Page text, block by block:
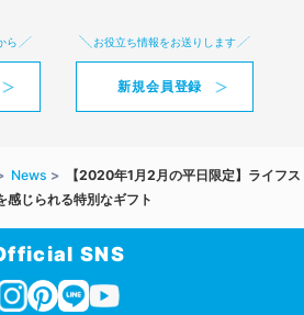
ら お役立ち情報をお送りします
新規会員登録
News
【2020年1月2月の平日限定】ライフス
感じられる特別なギフト
SNS